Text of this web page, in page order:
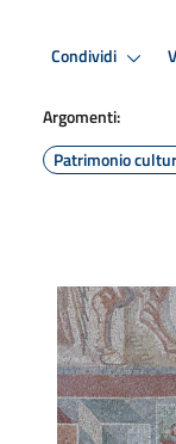
Condividi
Argomenti:
Patrimonio